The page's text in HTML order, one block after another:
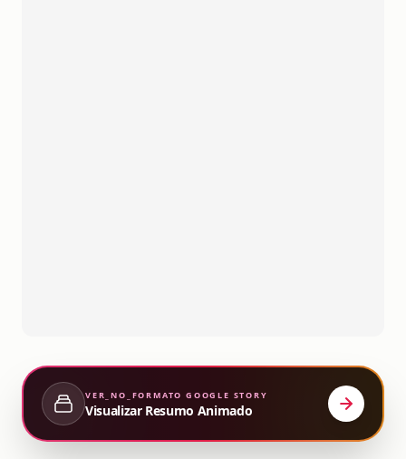
VER_NO_FORMATO GOOGLE STORY
Visualizar Resumo Animado